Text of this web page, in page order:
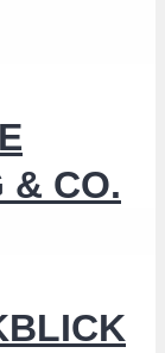
& CO.